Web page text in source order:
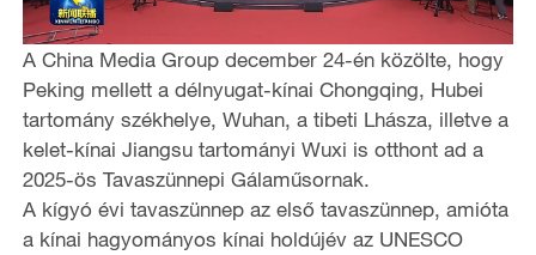
A China Media Group december 24-én közölte, hogy
Peking mellett a délnyugat-kínai Chongqing, Hubei
tartomány székhelye, Wuhan, a tibeti Lhásza, illetve a
kelet-kínai Jiangsu tartományi Wuxi is otthont ad a
2025-ös Tavaszünnepi Gálaműsornak.
A kígyó évi tavaszünnep az első tavaszünnep, amióta
a kínai hagyományos kínai holdújév az UNESCO